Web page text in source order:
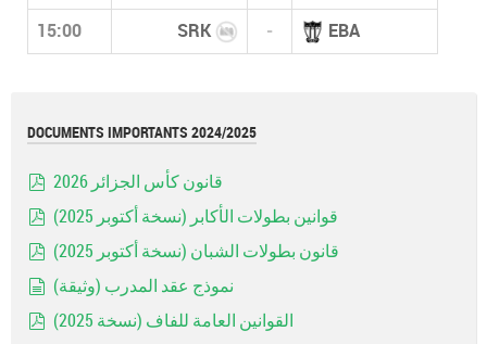
15:00 SRK - EBA
DOCUMENTS IMPORTANTS 2024/2025
قانون كأس الجزائر 2026
قوانين بطولات الأكابر (نسخة أكتوبر 2025)
قانون بطولات الشبان (نسخة أكتوبر 2025)
نموذج عقد المدرب (وثيقة)
القوانين العامة للفاف (نسخة 2025)